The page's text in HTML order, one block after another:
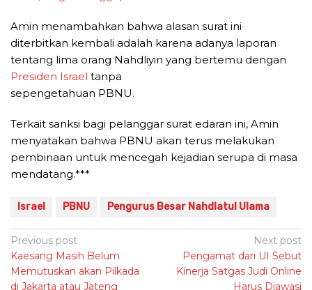
Amin menambahkan bahwa alasan surat ini
diterbitkan kembali adalah karena adanya laporan
tentang lima orang Nahdliyin yang bertemu dengan
Presiden Israel tanpa
sepengetahuan PBNU.
Terkait sanksi bagi pelanggar surat edaran ini, Amin
menyatakan bahwa PBNU akan terus melakukan
pembinaan untuk mencegah kejadian serupa di masa
mendatang.***
Israel PBNU Pengurus Besar Nahdlatul Ulama
Post
navigation
Previous post
Kaesang Masih Belum
Memutuskan akan Pilkada
di Jakarta atau Jateng
Next post
Pengamat dari UI Sebut
Kinerja Satgas Judi Online
Harus Diawasi